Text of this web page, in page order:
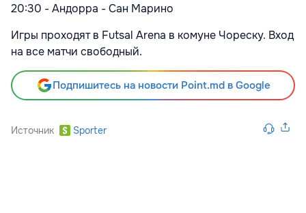
20:30 - Андорра - Сан Марино
Игры проходят в Futsal Arena в комуне Чореску. Вход
на все матчи свободный.
Подпишитесь на новости Point.md в Google
Источник Sporter